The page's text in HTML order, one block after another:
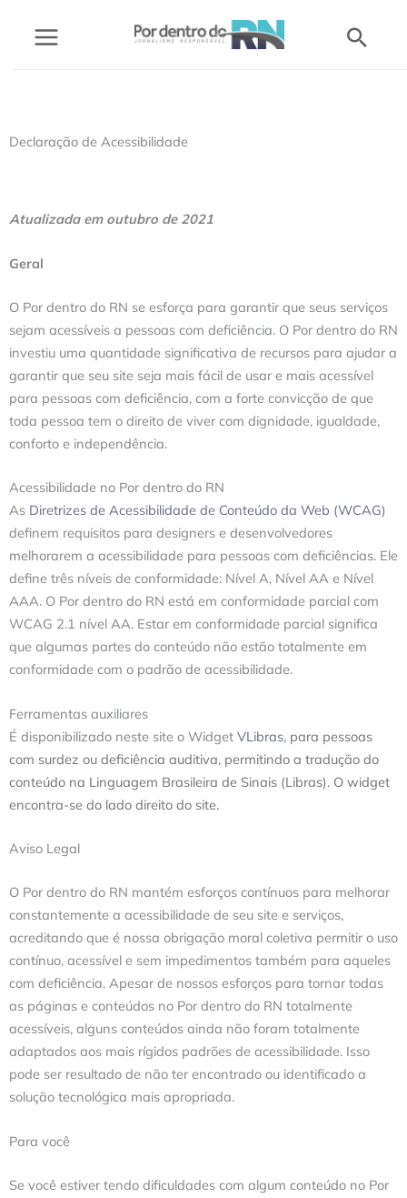
Declaração de Acessibilidade
Atualizada em outubro de 2021
Geral
O Por dentro do RN se esforça para garantir que seus serviços
sejam acessíveis a pessoas com deficiência. O Por dentro do RN
investiu uma quantidade significativa de recursos para ajudar a
garantir que seu site seja mais fácil de usar e mais acessível
para pessoas com deficiência, com a forte convicção de que
toda pessoa tem o direito de viver com dignidade, igualdade,
conforto e independência.
Acessibilidade no Por dentro do RN
As Diretrizes de Acessibilidade de Conteúdo da Web (WCAG)
definem requisitos para designers e desenvolvedores
melhorarem a acessibilidade para pessoas com deficiências. Ele
define três níveis de conformidade: Nível A, Nível AA e Nível
AAA. O Por dentro do RN está em conformidade parcial com
WCAG 2.1 nível AA. Estar em conformidade parcial significa
que algumas partes do conteúdo não estão totalmente em
conformidade com o padrão de acessibilidade.
Ferramentas auxiliares
É disponibilizado neste site o Widget VLibras, para pessoas
com surdez ou deficiência auditiva, permitindo a tradução do
conteúdo na Linguagem Brasileira de Sinais (Libras). O widget
encontra-se do lado direito do site.
Aviso Legal
O Por dentro do RN mantém esforços contínuos para melhorar
constantemente a acessibilidade de seu site e serviços,
acreditando que é nossa obrigação moral coletiva permitir o uso
contínuo, acessível e sem impedimentos também para aqueles
com deficiência. Apesar de nossos esforços para tornar todas
as páginas e conteúdos no Por dentro do RN totalmente
acessíveis, alguns conteúdos ainda não foram totalmente
adaptados aos mais rígidos padrões de acessibilidade. Isso
pode ser resultado de não ter encontrado ou identificado a
solução tecnológica mais apropriada.
Para você
Se você estiver tendo dificuldades com algum conteúdo no Por